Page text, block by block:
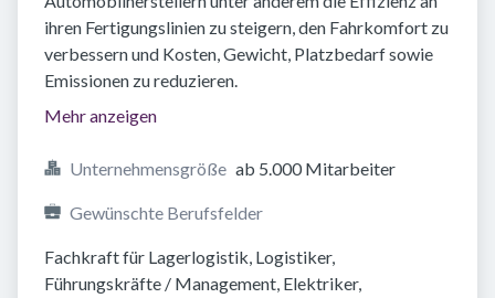
ihren Fertigungslinien zu steigern, den Fahrkomfort zu
verbessern und Kosten, Gewicht, Platzbedarf sowie
Emissionen zu reduzieren.
Mehr anzeigen
Unternehmensgröße ab 5.000 Mitarbeiter
Gewünschte Berufsfelder
Fachkraft für Lagerlogistik, Logistiker,
Führungskräfte / Management, Elektriker,